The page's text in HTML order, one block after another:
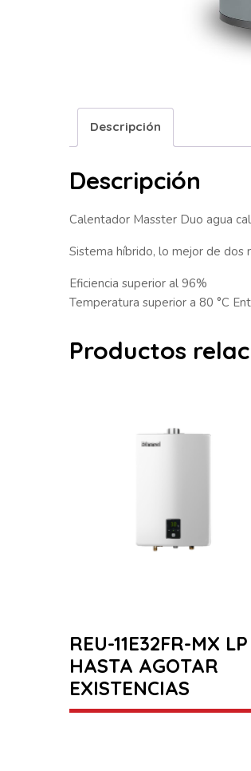
Descripción
Descripción
Calentador Masster Duo agua
Sistema híbrido, lo mejor de dos
Eficiencia superior al 96%
Temperatura superior a 80 °C
Productos
REU-11E32FR-MX LP
HASTA AGOTAR
EXISTENCIAS